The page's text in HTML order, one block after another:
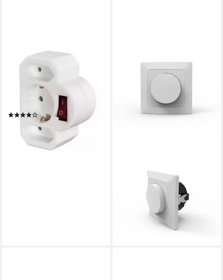
HAMA
00108846 - 3fach
Steckdosenadapter -
Multischalter - weiß
Steckdosenverteiler
(1)
ab 14,99 €
lieferbar - in 3-4 Werktagen bei dir
Unterputz-Steckdose
Northpoint Schuko
Steckdosen reinweiß,
modern, für Unterputzdosen